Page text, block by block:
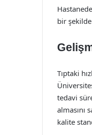
bir
Tıptaki
tedavi
almasını
kalite